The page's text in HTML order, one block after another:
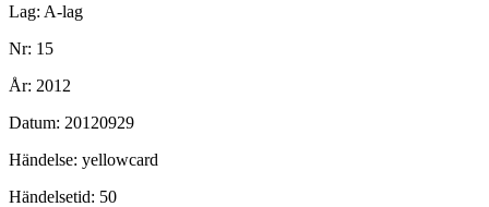
Lag: A-lag
Nr: 15
År: 2012
Datum: 20120929
Händelse: yellowcard
Händelsetid: 50